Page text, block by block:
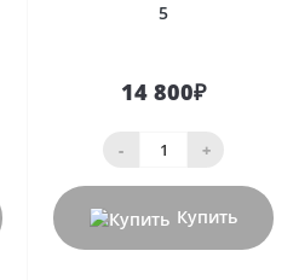
5
14 800₽
- +
Купить